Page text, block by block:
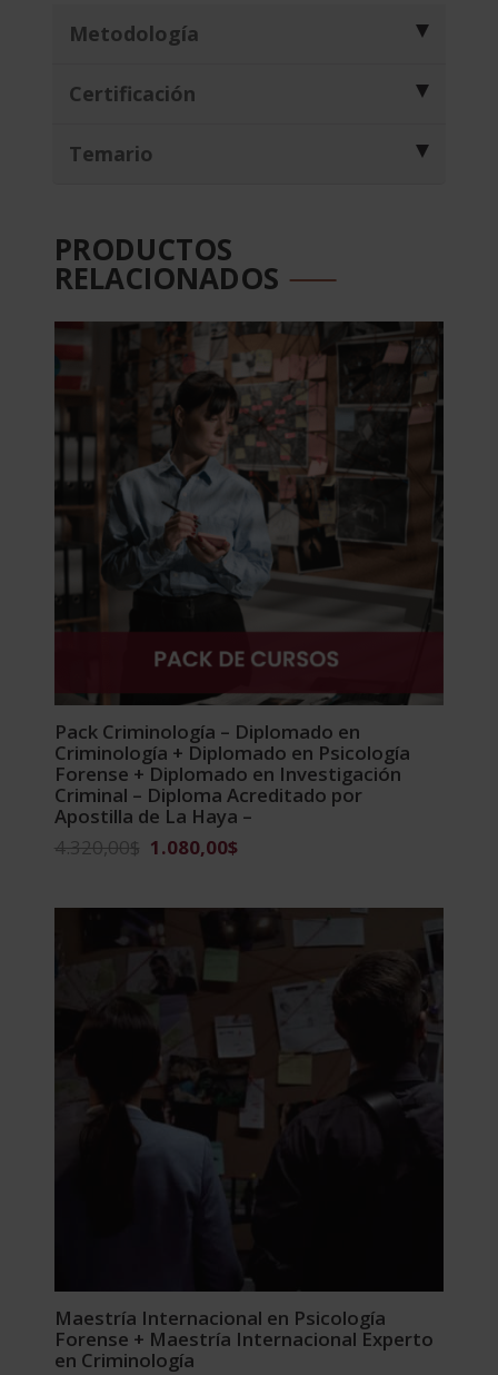
Metodología
Certificación
Temario
PRODUCTOS
RELACIONADOS
Pack Criminología – Diplomado en
Criminología + Diplomado en Psicología
Forense + Diplomado en Investigación
Criminal – Diploma Acreditado por
Apostilla de La Haya –
4.320,00$ El
4.320,00$.
1.080,00$El
1.080,00$.
Maestría Internacional en Psicología
Forense + Maestría Internacional Experto
en Criminología